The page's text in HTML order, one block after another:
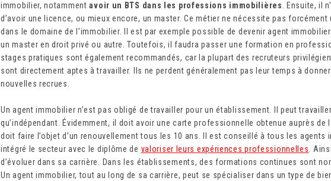
immobilier, notammentavoir un BTS dans les professions immobilières
. Ensuite, il
d’avoir une licence, ou mieux encore, un master. Ce métier ne nécessite pas
dans le domaine de l’immobilier. Il est par exemple possible de devenir agent
un master en droit privé ou autre. Toutefois, il faudra passer une formation en
stages pratiques sont également recommandés, car la plupart des recruteurs
sont directement aptes à travailler. Ils ne perdent généralement pas leur temps à
nouvelles recrues.
Un agent immobilier n’est pas obligé de travailler pour un établissement. Il peut
qu’indépendant. Évidemment, il doit avoir une carte professionnelle obtenue auprès de
doit faire l’objet d’un renouvellement tous les 10 ans. Il est conseillé à tous les agents
intégré le secteur avec le diplôme de valoriser leurs expériences professionnelles .
d’évoluer dans sa carrière. Dans les établissements, des formations continues sont
Un agent immobilier, tout au long de sa carrière, peut se spécialiser dans un type de